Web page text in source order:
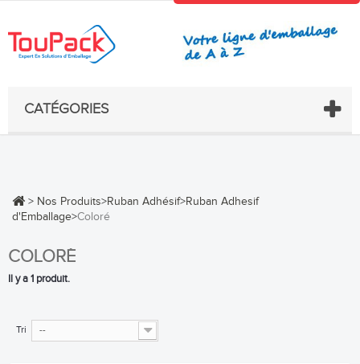
CATÉGORIES
> Nos Produits>Ruban Adhésif>Ruban Adhesif
d'Emballage>Coloré
COLORÉ
Il y a 1 produit.
Tri --